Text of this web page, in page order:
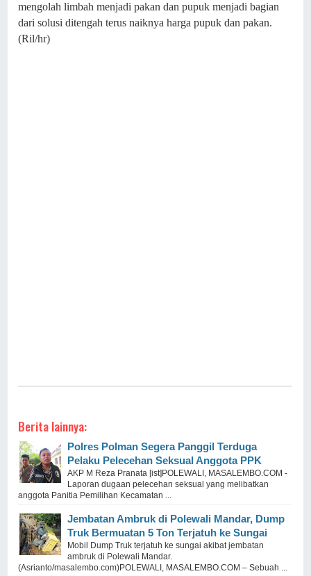
mengolah limbah menjadi pakan dan pupuk menjadi bagian
dari solusi ditengah terus naiknya harga pupuk dan pakan.
(Ril/hr)
Berita lainnya:
Polres Polman Segera Panggil Terduga
Pelaku Pelecehan Seksual Anggota PPK
AKP M Reza Pranata [ist]POLEWALI, MASALEMBO.COM -
Laporan dugaan pelecehan seksual yang melibatkan
anggota Panitia Pemilihan Kecamatan ...
Jembatan Ambruk di Polewali Mandar, Dump
Truk Bermuatan 5 Ton Terjatuh ke Sungai
Mobil Dump Truk terjatuh ke sungai akibat jembatan
ambruk di Polewali Mandar.
(Asrianto/masalembo.com)POLEWALI, MASALEMBO.COM – Sebuah ...